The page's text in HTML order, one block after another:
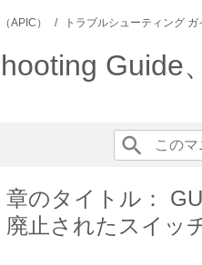
APIC） トラブルシューティング ガ
Guide
章のタイトル：
廃止されたスイッ